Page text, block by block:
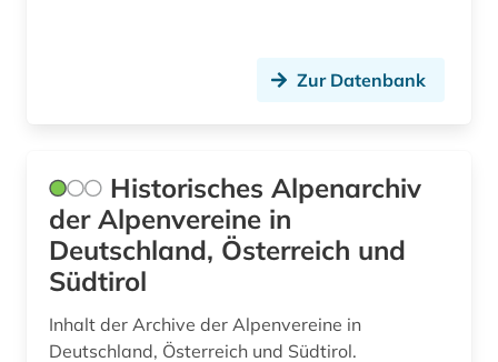
dänisch-hallische mission (1)
edition (1)
einwanderer (2)
Zur Datenbank
Historisches Alpenarchiv
der Alpenvereine in
Deutschland, Österreich und
Südtirol
Inhalt der Archive der Alpenvereine in
Deutschland, Österreich und Südtirol.